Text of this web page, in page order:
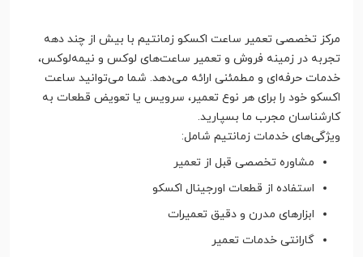
مرکز تخصصی تعمیر ساعت اکسکو زمانتیم با بیش از چند دهه
تجربه در زمینه فروش و تعمیر ساعت‌های لوکس و نیمه‌لوکس،
خدمات حرفه‌ای و مطمئنی ارائه می‌دهد. شما می‌توانید ساعت
اکسکو خود را برای هر نوع تعمیر، سرویس یا تعویض قطعات به
کارشناسان مجرب ما بسپارید.
ویژگی‌های خدمات زمانتیم شامل:
مشاوره تخصصی قبل از تعمیر
استفاده از قطعات اورجینال اکسکو
ابزارهای مدرن و دقیق تعمیرات
گارانتی خدمات تعمیر